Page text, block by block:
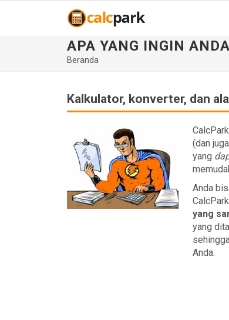
APA YANG INGIN
Beranda
Kalkulator, konverter, dan
(dan
yang
Anda
yang
yang
Anda.